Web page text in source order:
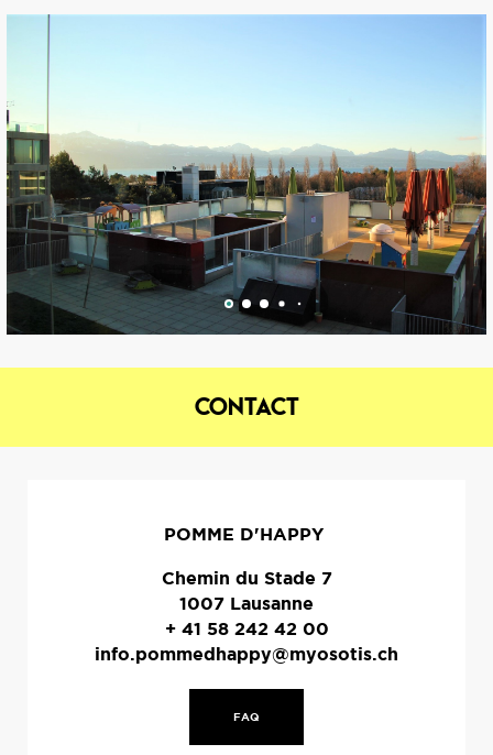
Contact
POMME D'HAPPY
Chemin du Stade 7
1007 Lausanne
+ 41 58 242 42 00
info.pommedhappy@myosotis.ch
FAQ